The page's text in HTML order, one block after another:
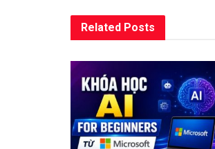
Related Posts